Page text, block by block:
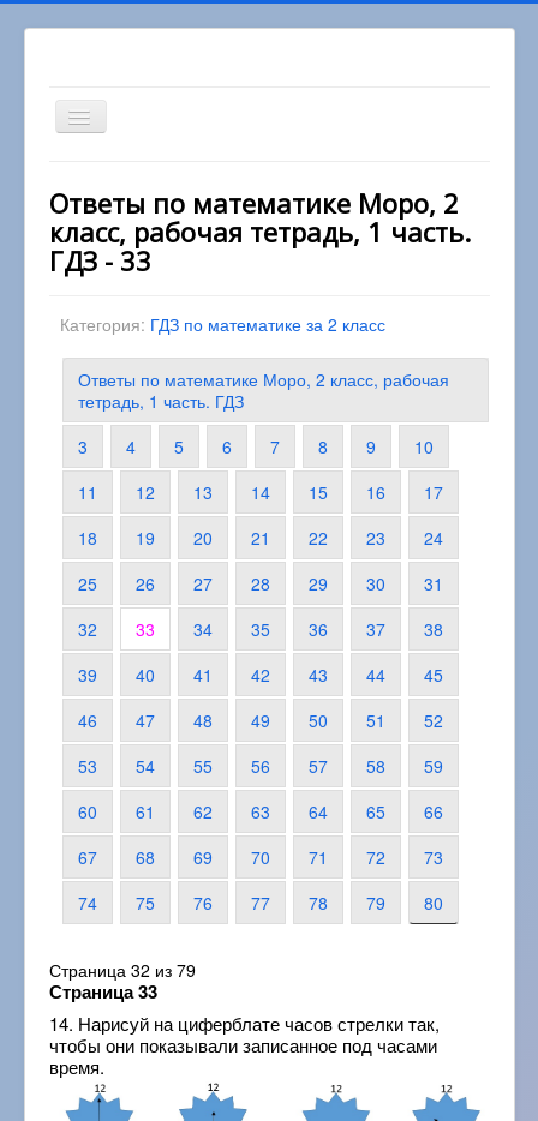
Включить/
выключить
Математика 2 класс
Ответы по математике Моро, 2 класс, рабочая
тетрадь, 1 часть. ГДЗ
Ответы по математике Моро, 2
класс, рабочая тетрадь, 1 часть.
ГДЗ - 33
Категория: ГДЗ по математике за 2 класс
Ответы по математике Моро, 2 класс, рабочая
тетрадь, 1 часть. ГДЗ
3
4 5 6 7 8 9
10
11
12 13 14 15 16
17
18
19 20 21 22 23
24
25
26 27 28 29 30
31
32
33 34 35 36 37
38
39
40 41 42 43 44
45
46
47 48 49 50 51
52
53
54 55 56 57 58
59
60
61 62 63 64 65
66
67
68 69 70 71 72
73
74
75 76 77 78 79 80
Страница 32 из 79
Страница 33
14. Нарисуй на циферблате часов стрелки так,
чтобы они показывали записанное под часами
время.